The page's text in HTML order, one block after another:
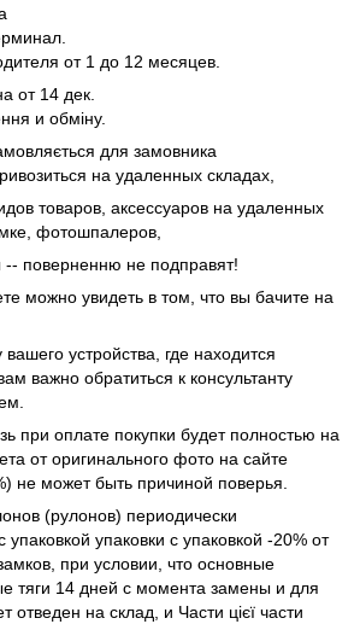
от 1 до 12 месяцев.
от 14 дек.
и обміну.
для замовника
на удаленных складах,
товаров, аксессуаров на удаленных
фотошпалеров,
поверненню не подправят!
можно увидеть в том, что вы бачите на
устройства, где находится
важно обратиться к консультанту
при оплате покупки будет полностью на
от оригинального фото на сайте
не может быть причиной поверья.
(рулонов) периодически
упаковки с упаковкой -20% от
при условии, что основные
тяги 14 дней с момента замены и для
отведен на склад, и Части цієї части